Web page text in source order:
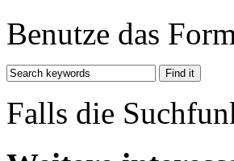
Benutze das
Falls die